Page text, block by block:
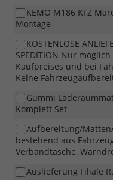
KEMO M186 KFZ
Montage
KOSTENLOSE
SPEDITION Nur
Kaufpreises und bei
Keine
Gummi
Komplett Set
Aufbereitung/
bestehend aus
Verbandtasche,
Auslieferung Filiale